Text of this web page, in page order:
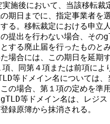
施後において、当該移転裁
期日までに、指定事業者を
る。移転裁定における申立
提出を行わない場合、その
する廃止届を行ったものと
場合には、この期日を延期
、同第４項または前項によ
等ドメイン名については、
の場合、第１項の定めを準
等ドメイン名は、レジス
録原簿から抹消される。